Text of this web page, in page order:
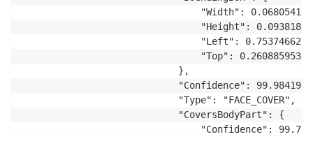
"Width":
"Height":
"Left":
"Top":
                            },
"Confidence":
                            "Type": "FACE_COVER",
                            "CoversBodyPart": {
"Confidence":